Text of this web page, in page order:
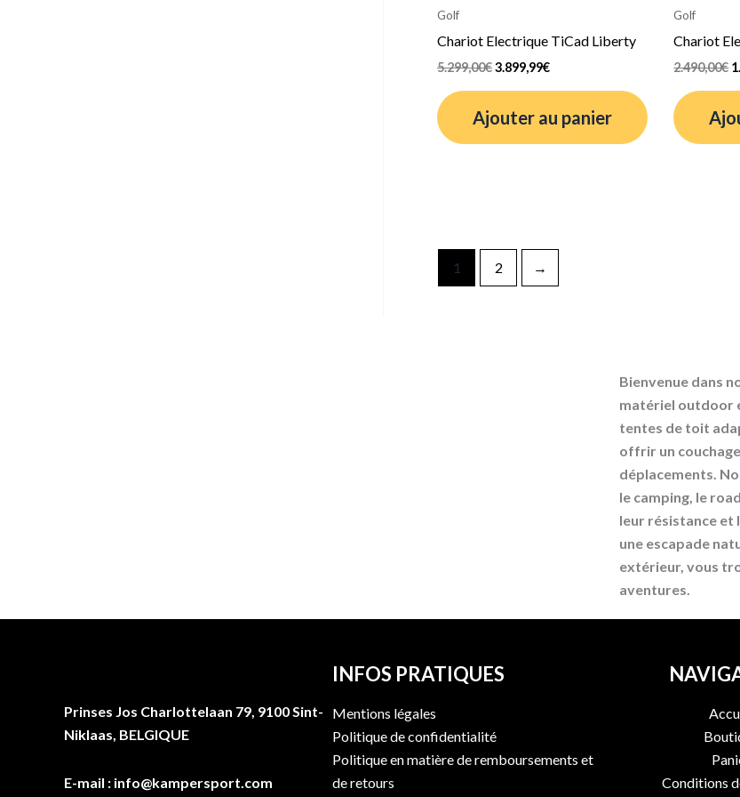
Golf
Chariot Electrique TiCad Liberty
5.299,00€
5.299,00€.
3.899,99€
3.899,99€.
Ajouter au panier
Golf
Chariot
2.490,00€
1 2 →
Bienvenue dans
matériel outdoor
tentes de toit
offrir un
déplacements.
le camping, le
leur résistance et
une escapade
extérieur, vous
aventures.
Prinses Jos Charlottelaan 79, 9100 Sint-
Niklaas, BELGIQUE
E-mail : info@kampersport.com
INFOS PRATIQUES
Mentions légales
Politique de confidentialité
Politique en matière de remboursements et
de retours
Conditions